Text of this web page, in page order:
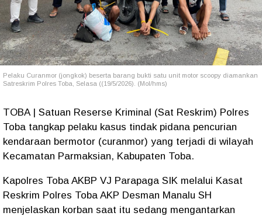
Pelaku Curanmor (jongkok) beserta barang bukti satu unit motor scoopy diamankan
Satreskrim Polres Toba, Selasa ((19/5/2026). (Mol/hms)
TOBA | Satuan Reserse Kriminal (Sat Reskrim) Polres
Toba tangkap pelaku kasus tindak pidana pencurian
kendaraan bermotor (curanmor) yang terjadi di wilayah
Kecamatan Parmaksian, Kabupaten Toba.
Kapolres Toba AKBP VJ Parapaga SIK melalui Kasat
Reskrim Polres Toba AKP Desman Manalu SH
menjelaskan korban saat itu sedang mengantarkan